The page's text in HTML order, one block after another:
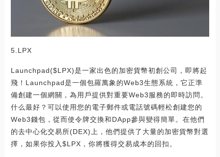
5.LPX
Launchpad($LPX)是一家出色的加密貨幣初創公司，即將起
飛！Launchpad是一個包羅萬象的Web3生態系統，它正準
備創建一個網關，為用戶提供對重要Web3服務的即時訪問。
什么最好？可以使用您的電子郵件或電話號碼輕松創建您的
Web3錢包，從而使令牌交換和DApp參與變得簡單。在他們
的去中心化交易所(DEX)上，他們提供了大量的加密貨幣對選
擇，如果你投入$LPX，你將獲得交易成本的回扣。